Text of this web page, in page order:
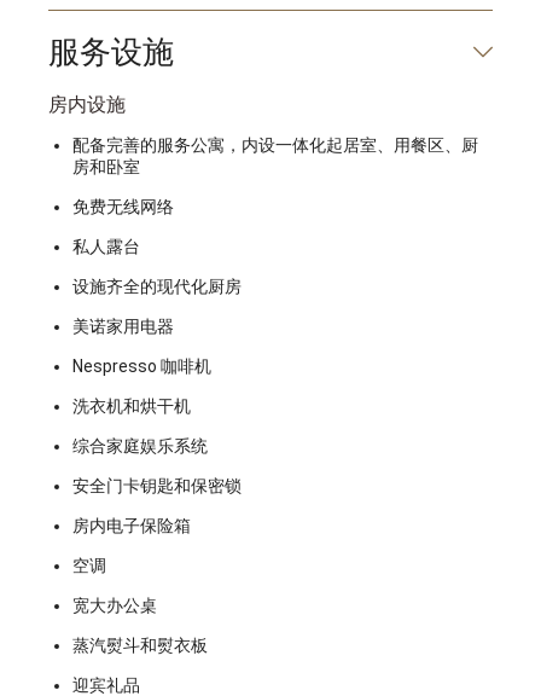
服务设施
房内设施
配备完善的服务公寓，内设一体化起居室、用餐区、厨
房和卧室
免费无线网络
私人露台
设施齐全的现代化厨房
美诺家用电器
Nespresso 咖啡机
洗衣机和烘干机
综合家庭娱乐系统
安全门卡钥匙和保密锁
房内电子保险箱
空调
宽大办公桌
蒸汽熨斗和熨衣板
迎宾礼品